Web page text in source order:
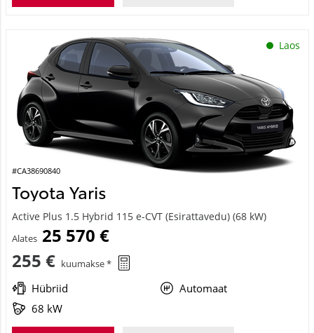
Laos
#CA38690840
Toyota Yaris
Active Plus 1.5 Hybrid 115 e-CVT (Esirattavedu) (68 kW)
Alates 25 570 €
255 € kuumakse *
Hübriid
Automaat
68 kW